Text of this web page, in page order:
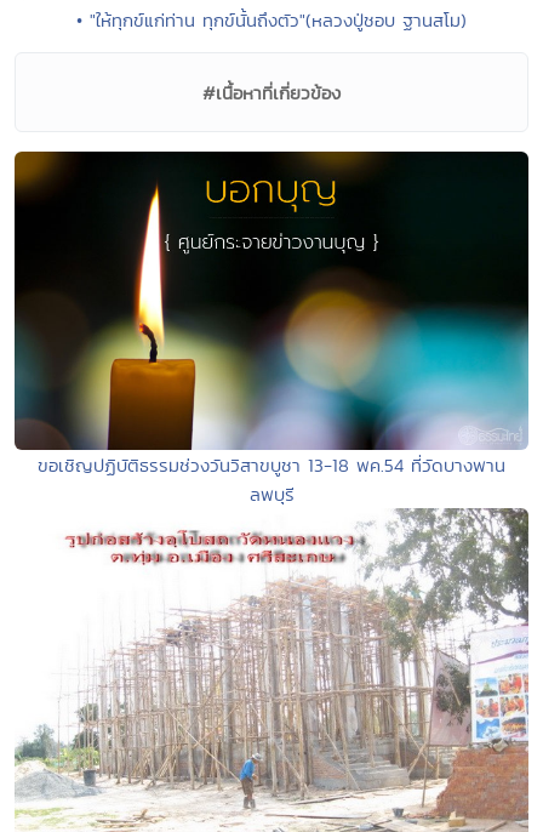
• "ให้ทุกข์แก่ท่าน ทุกข์นั้นถึงตัว"(หลวงปู่ชอบ ฐานสโม)
#เนื้อหาที่เกี่ยวข้อง
ขอเชิญปฏิบัติธรรมช่วงวันวิสาขบูชา 13-18 พค.54 ที่วัดบางพาน
ลพบุรี